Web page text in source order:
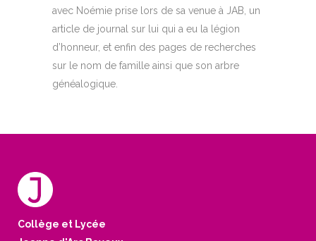
avec Noémie prise lors de sa venue à JAB, un
article de journal sur lui qui a eu la légion
d’honneur, et enfin des pages de recherches
sur le nom de famille ainsi que son arbre
généalogique.
Collège et Lycée